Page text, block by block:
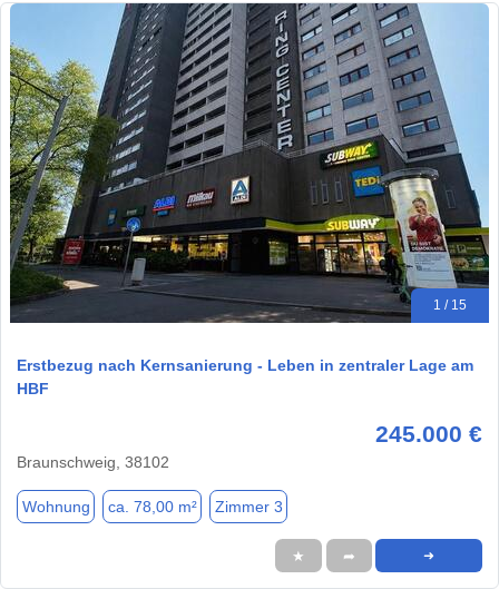
1 / 15
Erstbezug nach Kernsanierung - Leben in zentraler Lage am
HBF
245.000 €
Braunschweig, 38102
Wohnung ca. 78,00 m² Zimmer 3
★ ➦ ➜